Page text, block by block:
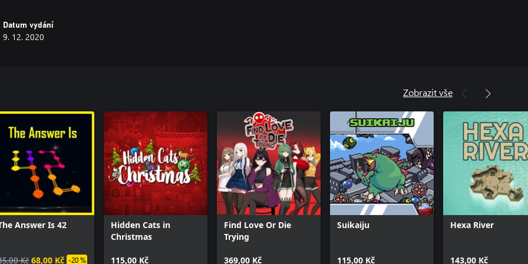
Datum vydání
9. 12. 2020
Zobrazit vše
Answer Is 42
Kč 68,00 Kč -20 %
Hidden Cats in
Christmas
115,00 Kč
Find Love Or Die
Trying
369,00 Kč
Suikaiju
115,00 Kč
Hexa River
143,00 Kč